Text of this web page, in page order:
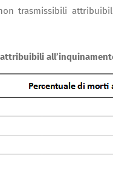
trasmissibili